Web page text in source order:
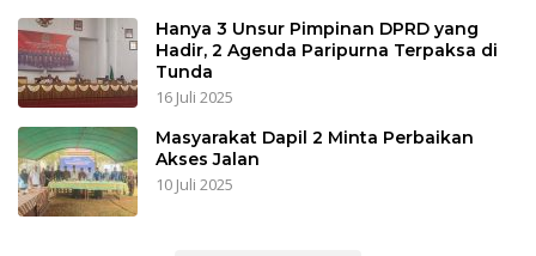
Hanya 3 Unsur Pimpinan DPRD yang
Hadir, 2 Agenda Paripurna Terpaksa di
Tunda
16 Juli 2025
Masyarakat Dapil 2 Minta Perbaikan
Akses Jalan
10 Juli 2025